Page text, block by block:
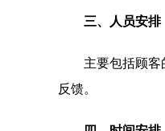
三、人员安排
主要包括顾
反馈。